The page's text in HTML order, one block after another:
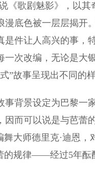
歌剧魅影》，以其
底色被一层层揭开
件让人高兴的事，
次改编，无论是大
”故事呈现出不同的样
背景设定为巴黎一
而可以说是与芭蕾
大师德里克·迪恩
规律——经过5年酝